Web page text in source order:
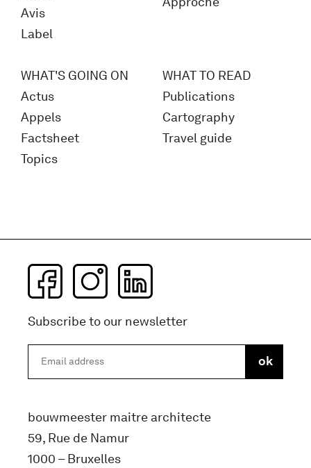
Avis
Label
WHAT'S GOING ON
Actus
Appels
Factsheet
Topics
WHAT TO READ
Publications
Cartography
Travel guide
Subscribe to our newsletter
bouwmeester maitre architecte
59, Rue de Namur
1000 – Bruxelles